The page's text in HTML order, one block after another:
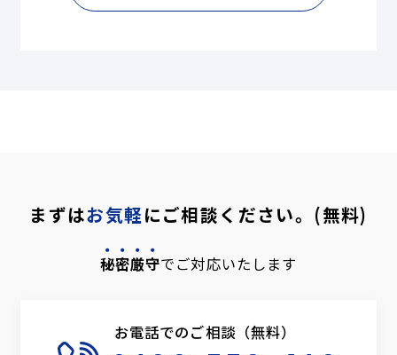
まずはお気軽にご相談ください。(無料)
秘密厳守でご対応いたします
お電話でのご相談（無料）